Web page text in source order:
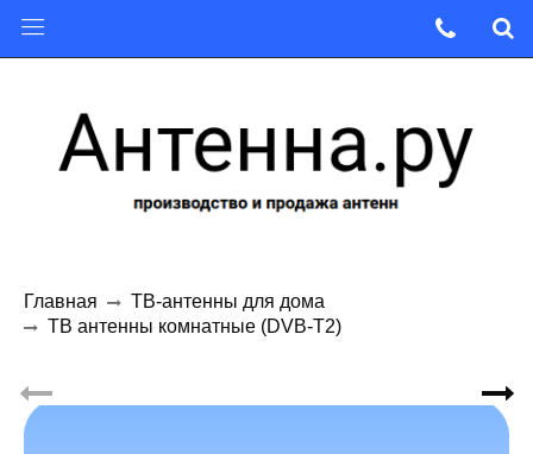
Главная
ТВ-антенны для дома
ТВ антенны комнатные (DVB-T2)